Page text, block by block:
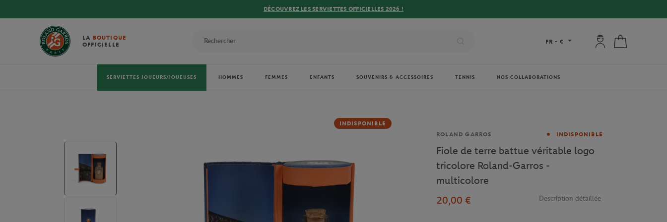
DÉCOUVREZ LES SERVIETTES OFFICIELLES 2026 !
LA BOUTIQUE
OFFICIELLE
FR - € Mon compte : se
SERVIETTES JOUEURS/JOUEUSES HOMMES FEMMES ENFANTS SOUVENIRS & ACCESSOIRES TENNIS NOS COLLABORATIONS
INDISPONIBLE
Marque
ROLAND GARROS INDISPONIBLE
Fiole de terre battue véritable logo
tricolore Roland-Garros -
multicolore
20,00 €
Description détaillée